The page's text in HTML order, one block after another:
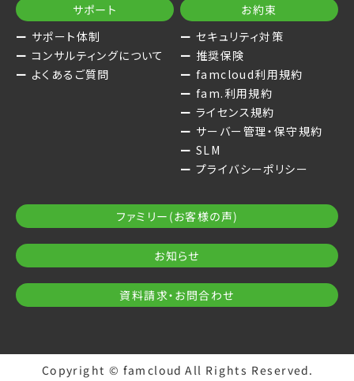
サポート
サポート体制
コンサルティングについて
よくあるご質問
お約束
セキュリティ対策
推奨保険
famcloud利用規約
fam.利用規約
ライセンス規約
サーバー管理・保守規約
SLM
プライバシーポリシー
ファミリー(お客様の声)
お知らせ
資料請求・お問合わせ
Copyright © famcloud All Rights Reserved.